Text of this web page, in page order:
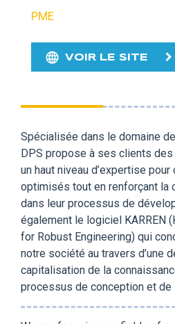
PME
VOIR LE SITE
Spécialisée dans le domaine
DPS propose à ses clients
un haut niveau d’expertise
optimisés tout en renforçant la
dans leur processus de
également le logiciel KARREN
for Robust Engineering) qui
notre société au travers d’une
capitalisation de la
processus de conception et de